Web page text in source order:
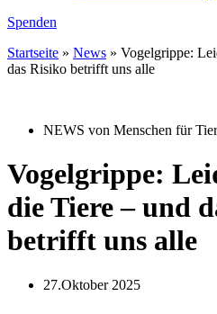
Spenden
Startseite » News » Vogelgrippe:
das Risiko betrifft uns alle
NEWS von Menschen für
Vogelgrippe:
die Tiere – und
betrifft uns alle
27.Oktober 2025